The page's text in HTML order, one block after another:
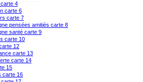
4
carte 6
carte 7
pensées amitiés carte 8
santé carte 9
carte 10
12
carte 13
carte 14
15
carte 16